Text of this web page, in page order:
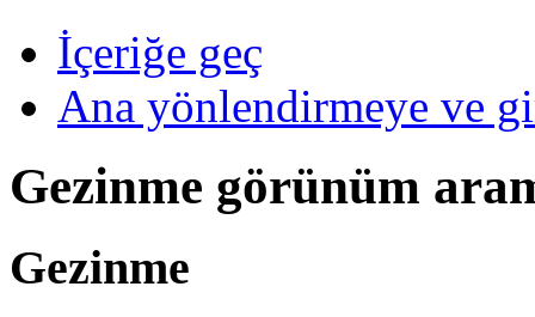
İçeriğe geç
Ana yönlendirmeye ve
Gezinme görünüm
Gezinme